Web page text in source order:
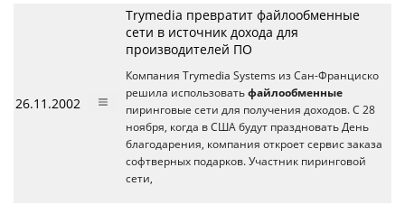
26.11.2002
Trymedia превратит файлообменные
сети в источник дохода для
производителей ПО
Компания Trymedia Systems из Сан-Франциско
решила использовать файлообменные
пиринговые сети для получения доходов. С 28
ноября, когда в США будут праздновать День
благодарения, компания откроет сервис заказа
софтверных подарков. Участник пиринговой
сети,